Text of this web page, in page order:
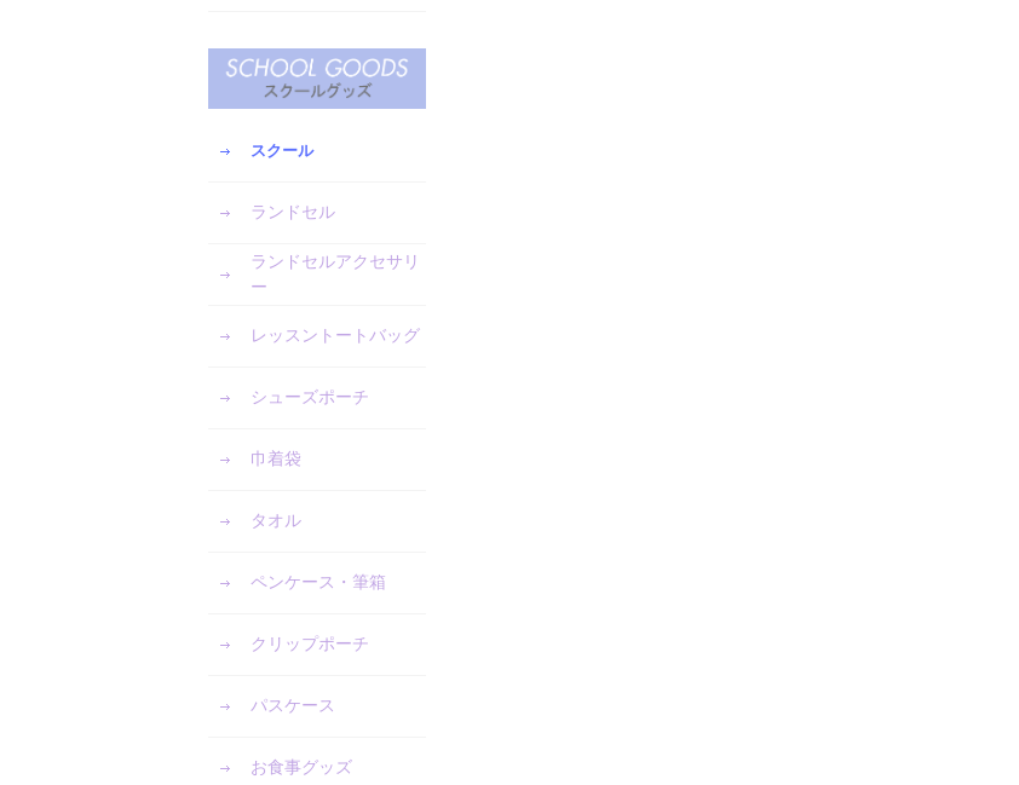
スクール
ランドセル
ランドセルアクセサリ
ー
レッスントートバッグ
シューズポーチ
巾着袋
タオル
ペンケース・筆箱
クリップポーチ
パスケース
お食事グッズ